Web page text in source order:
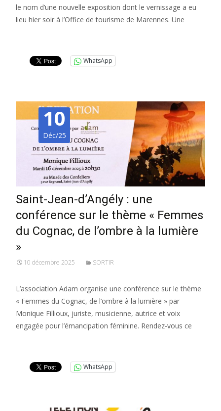
le nom d’une nouvelle exposition dont le vernissage a eu
lieu hier soir à l’Office de tourisme de Marennes. Une
WhatsApp
10
Déc/25
Saint-Jean-d’Angély : une
conférence sur le thème « Femmes
du Cognac, de l’ombre à la lumière
»
10 décembre 2025 SORTIR
L’association Adam organise une conférence sur le thème
« Femmes du Cognac, de l’ombre à la lumière » par
Monique Fillioux, juriste, musicienne, autrice et voix
engagée pour l’émancipation féminine. Rendez-vous ce
WhatsApp